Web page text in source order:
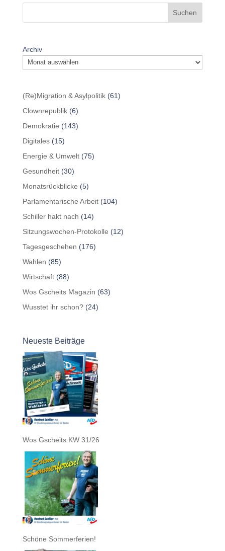
Suchen
Archiv
(Re)Migration & Asylpolitik(61)
Clownrepublik(6)
Demokratie (143)
Digitales(15)
Energie & Umwelt(75)
Gesundheit(30)
Monatsrückblicke (5)
Parlamentarische Arbeit(104)
Schiller hakt nach (14)
Sitzungswochen-Protokolle (12)
Tagesgeschehen (176)
Wahlen (85)
Wirtschaft(88)
Wos Gscheits Magazin (63)
Wusstet ihr schon?(24)
Neueste Beiträge
Wos Gscheits KW 31/26
Schöne Sommerferien!